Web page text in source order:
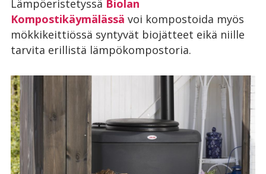
Lämpöeristetyssä Biolan
Kompostikäymälässä voi kompostoida myös
mökkikeittiössä syntyvät biojätteet eikä niille
tarvita erillistä lämpökompostoria.